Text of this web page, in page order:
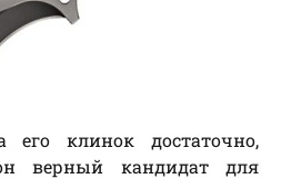
его клинок достаточно,
верный кандидат для